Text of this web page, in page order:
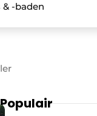
-baden
Populair